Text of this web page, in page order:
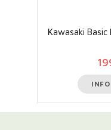
Kawasaki
INFO